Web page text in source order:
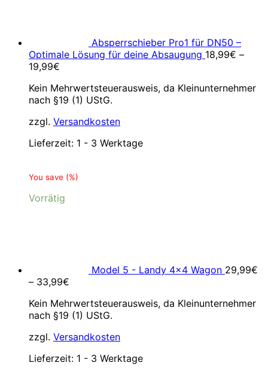
Absperrschieber Pro1 für DN50 –
Optimale Lösung für deine Absaugung 18,99€ –
19,99€
Kein Mehrwertsteuerausweis, da Kleinunternehmer
nach §19 (1) UStG.
zzgl. Versandkosten
Lieferzeit: 1 - 3 Werktage
You save (%)
Vorrätig
Model 5 - Landy 4x4 Wagon 29,99€
– 33,99€
Kein Mehrwertsteuerausweis, da Kleinunternehmer
nach §19 (1) UStG.
zzgl. Versandkosten
Lieferzeit: 1 - 3 Werktage